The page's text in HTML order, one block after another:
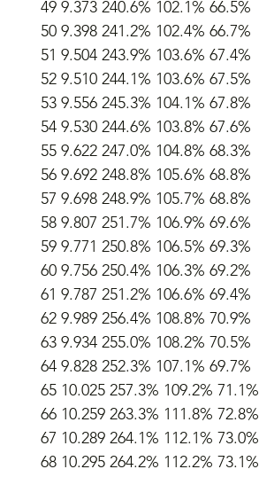
49 9.373 240.6% 102.1% 66.5%
50 9.398 241.2% 102.4% 66.7%
51 9.504 243.9% 103.6% 67.4%
52 9.510 244.1% 103.6% 67.5%
53 9.556 245.3% 104.1% 67.8%
54 9.530 244.6% 103.8% 67.6%
55 9.622 247.0% 104.8% 68.3%
56 9.692 248.8% 105.6% 68.8%
57 9.698 248.9% 105.7% 68.8%
58 9.807 251.7% 106.9% 69.6%
59 9.771 250.8% 106.5% 69.3%
60 9.756 250.4% 106.3% 69.2%
61 9.787 251.2% 106.6% 69.4%
62 9.989 256.4% 108.8% 70.9%
63 9.934 255.0% 108.2% 70.5%
64 9.828 252.3% 107.1% 69.7%
65 10.025 257.3% 109.2% 71.1%
66 10.259 263.3% 111.8% 72.8%
67 10.289 264.1% 112.1% 73.0%
68 10.295 264.2% 112.2% 73.1%